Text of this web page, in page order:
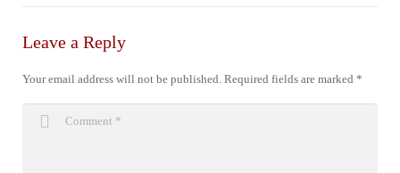
Leave a Reply
Your email address will not be published. Required fields are marked *